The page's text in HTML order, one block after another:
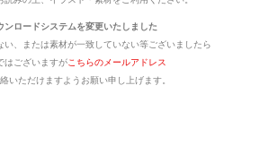
ンロードシステムを変更いたしました
い、または素材が一致していない等ございましたら
はございますがこちらのメールアドレス
いただけますようお願い申し上げます。